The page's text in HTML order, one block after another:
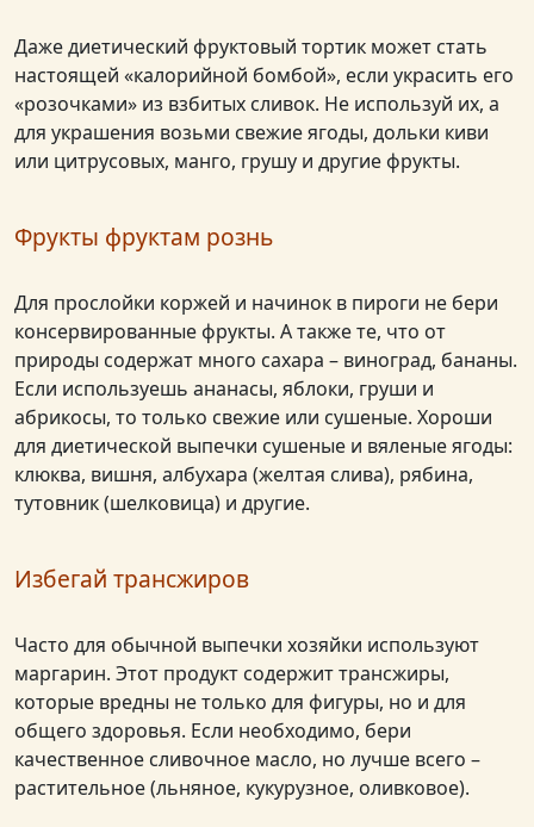
Даже диетический фруктовый тортик может стать
настоящей «калорийной бомбой», если украсить его
«розочками» из взбитых сливок. Не используй их, а
для украшения возьми свежие ягоды, дольки киви
или цитрусовых, манго, грушу и другие фрукты.
Фрукты фруктам рознь
Для прослойки коржей и начинок в пироги не бери
консервированные фрукты. А также те, что от
природы содержат много сахара – виноград, бананы.
Если используешь ананасы, яблоки, груши и
абрикосы, то только свежие или сушеные. Хороши
для диетической выпечки сушеные и вяленые ягоды:
клюква, вишня, албухара (желтая слива), рябина,
тутовник (шелковица) и другие.
Избегай трансжиров
Часто для обычной выпечки хозяйки используют
маргарин. Этот продукт содержит трансжиры,
которые вредны не только для фигуры, но и для
общего здоровья. Если необходимо, бери
качественное сливочное масло, но лучше всего –
растительное (льняное, кукурузное, оливковое).